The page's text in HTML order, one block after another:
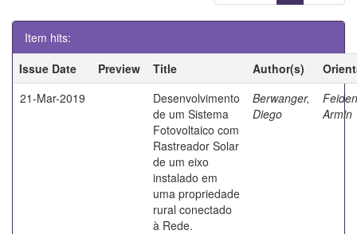
Item hits:
Issue Date
Preview Title Author(s)
21-Mar-2019
Desenvolvimento
de um Sistema
Fotovoltaico com
Rastreador Solar
de um eixo
instalado em
uma propriedade
rural conectado
à Rede.
Berwanger,
Diego
Armin